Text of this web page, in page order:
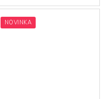
NOVINKA